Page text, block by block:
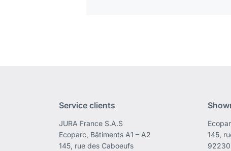
Service clients
JURA France S.A.S
Ecoparc, Bâtiments A1 – A2
145, rue des Caboeufs
145,
92230